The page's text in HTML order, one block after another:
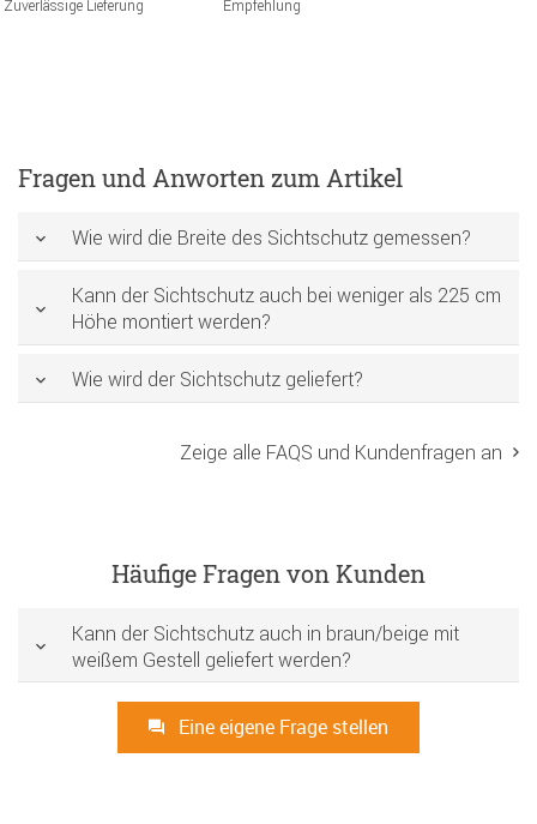
Zuverlässige Lieferung Empfehlung
Fragen und Anworten zum Artikel
Wie wird die Breite des Sichtschutz gemessen?
Kann der Sichtschutz auch bei weniger als 225 cm
Höhe montiert werden?
Wie wird der Sichtschutz geliefert?
Zeige alle FAQS und Kundenfragen an
Häufige Fragen von Kunden
Kann der Sichtschutz auch in braun/beige mit
weißem Gestell geliefert werden?
Eine eigene Frage stellen